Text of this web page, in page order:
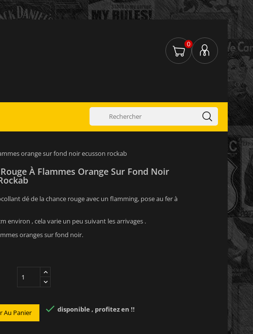
0
orange sur fond noir ecusson rockab
À Flammes Orange Sur Fond Noir
dé de la chance rouge avec un flamming, pose au fer à
environ , cela varie un peu suivant les arrivages .
oranges sur fond noir.
Au Panier  disponible , profitez en !!